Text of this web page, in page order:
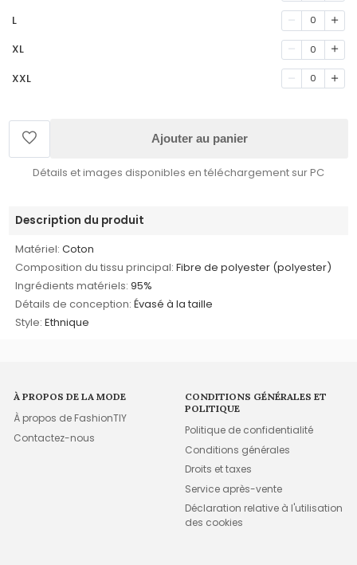
L 0
XL 0
XXL 0
Ajouter au panier
Détails et images disponibles en téléchargement sur PC
Description du produit
Matériel: Coton
Composition du tissu principal: Fibre de polyester (polyester)
Ingrédients matériels: 95%
Détails de conception: Évasé à la taille
Style: Ethnique
À PROPOS DE LA MODE
À propos de FashionTIY
Contactez-nous
CONDITIONS GÉNÉRALES ET
POLITIQUE
Politique de confidentialité
Conditions générales
Droits et taxes
Service après-vente
Déclaration relative à l'utilisation
des cookies